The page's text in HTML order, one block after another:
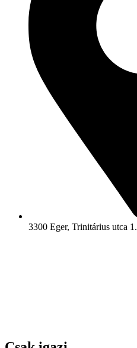
3300 Eger, Trinitárius utca 1.